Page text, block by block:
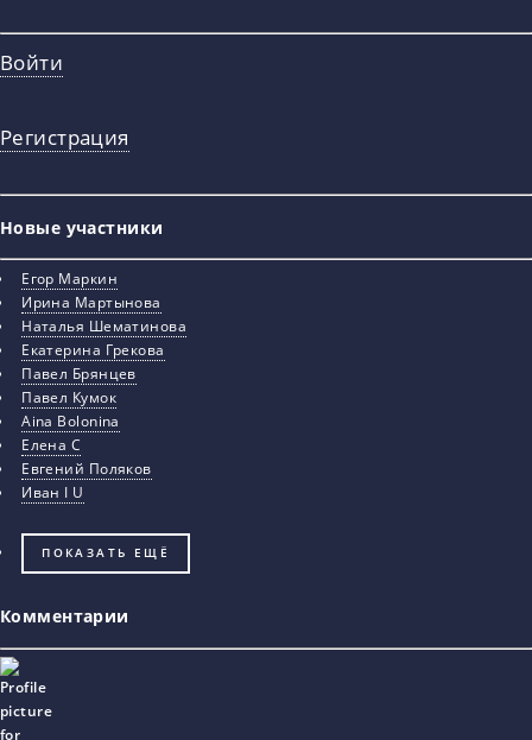
Войти
Регистрация
Новые участники
Егор Маркин
Ирина Мартынова
Наталья Шематинова
Екатерина Грекова
Павел Брянцев
Павел Кумок
Aina Bolonina
Елена С
Евгений Поляков
Иван I U
ПОКАЗАТЬ ЕЩЁ
Комментарии